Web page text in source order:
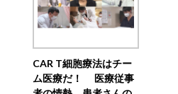
CAR T細胞療法はチー
ム医療だ！ 医療従事